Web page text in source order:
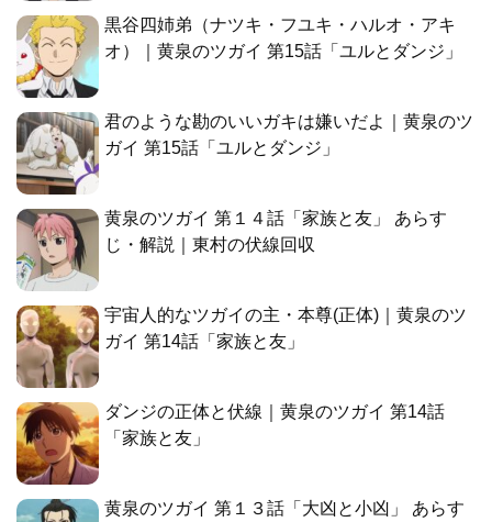
黒谷四姉弟（ナツキ・フユキ・ハルオ・アキ
オ）｜黄泉のツガイ 第15話「ユルとダンジ」
君のような勘のいいガキは嫌いだよ｜黄泉のツ
ガイ 第15話「ユルとダンジ」
黄泉のツガイ 第１４話「家族と友」 あらす
じ・解説｜東村の伏線回収
宇宙人的なツガイの主・本尊(正体)｜黄泉のツ
ガイ 第14話「家族と友」
ダンジの正体と伏線｜黄泉のツガイ 第14話
「家族と友」
黄泉のツガイ 第１３話「大凶と小凶」 あらす